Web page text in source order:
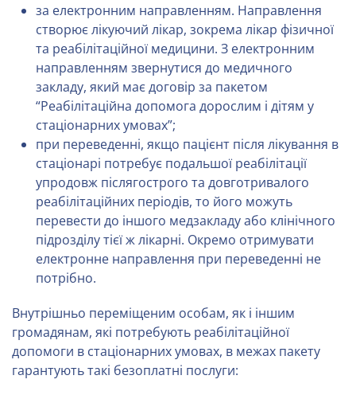
за електронним направленням. Направлення
створює лікуючий лікар, зокрема лікар фізичної
та реабілітаційної медицини. З електронним
направленням звернутися до медичного
закладу, який має договір за пакетом
“Реабілітаційна допомога дорослим і дітям у
стаціонарних умовах”;
при переведенні, якщо пацієнт після лікування в
стаціонарі потребує подальшої реабілітації
упродовж післягострого та довготривалого
реабілітаційних періодів, то його можуть
перевести до іншого медзакладу або клінічного
підрозділу тієї ж лікарні. Окремо отримувати
електронне направлення при переведенні не
потрібно.
Внутрішньо переміщеним особам, як і іншим
громадянам, які потребують реабілітаційної
допомоги в стаціонарних умовах, в межах пакету
гарантують такі безоплатні послуги: